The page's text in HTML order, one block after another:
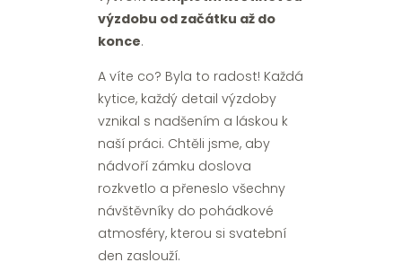
výzdobu od začátku až do
konce.
A víte co? Byla to radost! Každá
kytice, každý detail výzdoby
vznikal s nadšením a láskou k
naší práci. Chtěli jsme, aby
nádvoří zámku doslova
rozkvetlo a přeneslo všechny
návštěvníky do pohádkové
atmosféry, kterou si svatební
den zaslouží.